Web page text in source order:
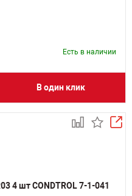
Есть в наличии
В один клик